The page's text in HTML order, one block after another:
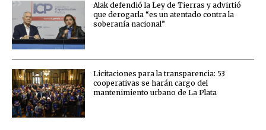
Alak defendió la Ley de Tierras y advirtió
que derogarla “es un atentado contra la
soberanía nacional”
Licitaciones para la transparencia: 53
cooperativas se harán cargo del
mantenimiento urbano de La Plata